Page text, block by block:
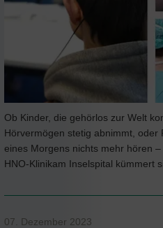
Ob Kinder, die gehörlos zur Welt
Hörvermögen stetig abnimmt, oder
eines Morgens nichts mehr hören
HNO-Klinikam Inselspital kümmert
07. Dezember 2023